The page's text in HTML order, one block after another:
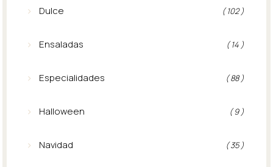
Dulce ( 102 )
Ensaladas ( 14 )
Especialidades ( 88 )
Halloween ( 9 )
Navidad ( 35 )